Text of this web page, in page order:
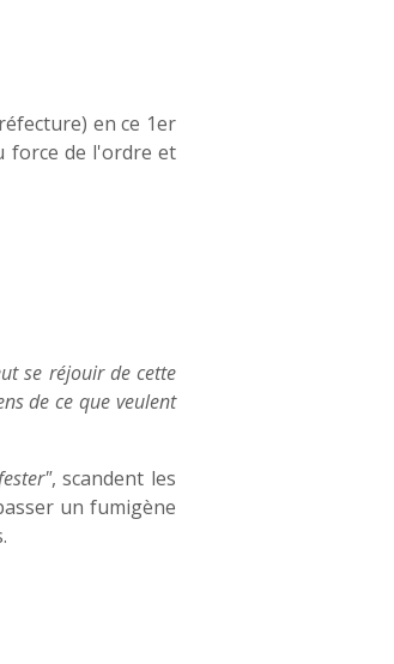
en ce 1er
force de l'ordre et
se réjouir de cette
de ce que veulent
, scandent les
un fumigène